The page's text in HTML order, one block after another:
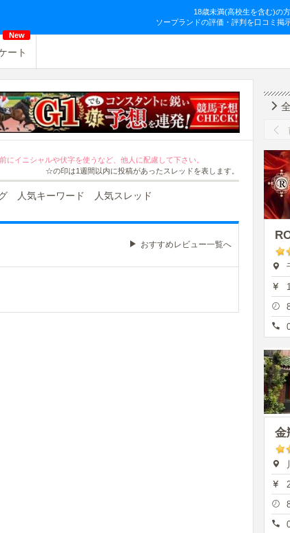
18歳未満(高校生を含む)の
ソープランドの評価・評判を口コミ掲
ート
New
２０％OFF！
イニシャルや伏字を使うなど、他人に配慮して下さい。
☆の印は1週間以内に投稿があったスレッドを表します。
人気キーワード 人気スレッド
おすすめレビュー一覧へ
金